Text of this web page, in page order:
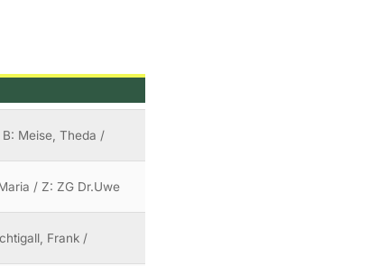
Meise, Theda /
/ Z: ZG Dr.Uwe
Frank /